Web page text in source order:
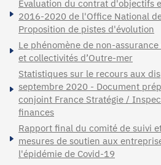
Évaluation du contrat d'objectifs
2016-2020 de l'Office National
Proposition de pistes d'évolution
Le phénomène de non-
et collectivités d’Outre-mer
Statistiques sur le recours aux
septembre 2020 - Document
conjoint France Stratégie /
finances
Rapport final du comité de suivi
mesures de soutien aux
l'épidémie de Covid-19